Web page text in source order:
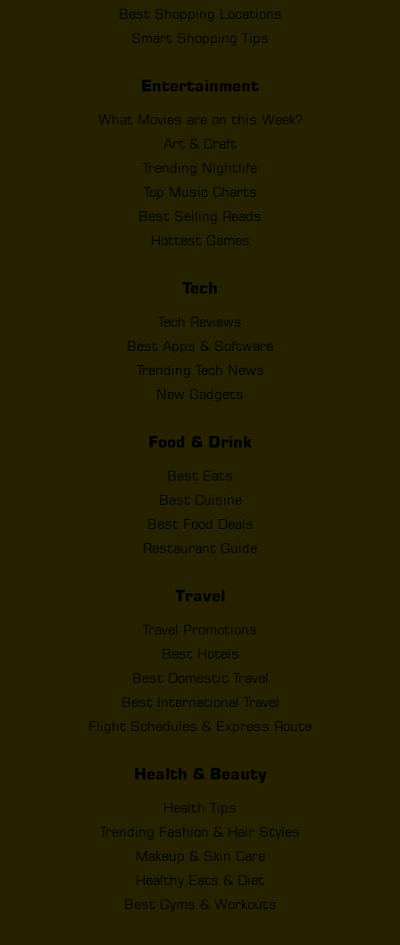
Best Shopping Locations
Smart Shopping Tips
Entertainment
What Movies are on this Week?
Art & Craft
Trending Nightlife
Top Music Charts
Best Selling Reads
Hottest Games
Tech
Tech Reviews
Best Apps & Software
Trending Tech News
New Gadgets
Food & Drink
Best Eats
Best Cuisine
Best Food Deals
Restaurant Guide
Travel
Travel Promotions
Best Hotels
Best Domestic Travel
Best International Travel
Flight Schedules & Express Route
Health & Beauty
Health Tips
Trending Fashion & Hair Styles
Makeup & Skin Care
Healthy Eats & Diet
Best Gyms & Workouts